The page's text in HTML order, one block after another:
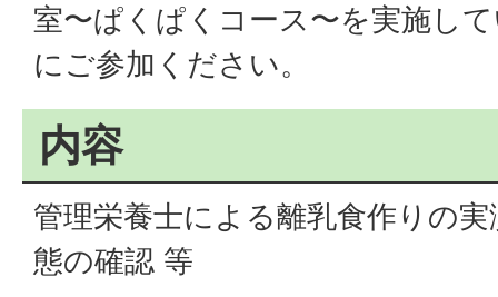
室〜ぱくぱくコース〜を実施し
にご参加ください。
内容
管理栄養士による離乳食作りの
態の確認 等